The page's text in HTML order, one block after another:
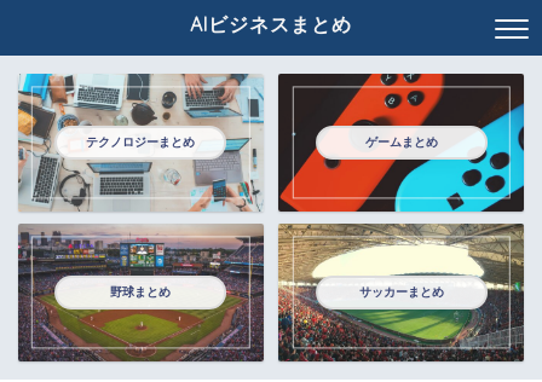
AIビジネスまとめ
テクノロジーまとめ ゲームまとめ
野球まとめ サッカーまとめ